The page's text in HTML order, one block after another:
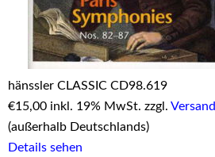
hänssler CLASSIC CD98.619
€15,00 inkl. 19% MwSt. zzgl. Versand
(außerhalb Deutschlands)
Details sehen